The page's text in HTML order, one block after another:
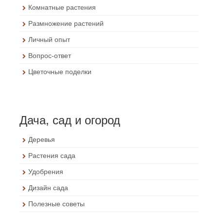
Комнатные растения
Размножение растений
Личный опыт
Вопрос-ответ
Цветочные поделки
Дача, сад и огород
Деревья
Растения сада
Удобрения
Дизайн сада
Полезные советы